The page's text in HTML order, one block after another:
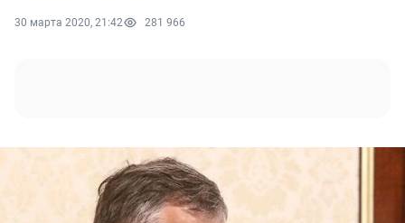
30 марта 2020, 21:42 281 966